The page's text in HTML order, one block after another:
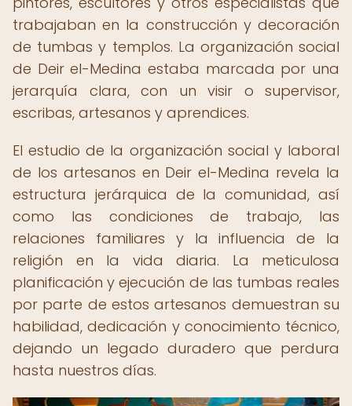
trabajaban en la construcción y decoración
de tumbas y templos. La organización social
de Deir el-Medina estaba marcada por una
jerarquía clara, con un visir o supervisor,
escribas, artesanos y aprendices.
El estudio de la organización social y laboral
de los artesanos en Deir el-Medina revela la
estructura jerárquica de la comunidad, así
como las condiciones de trabajo, las
relaciones familiares y la influencia de la
religión en la vida diaria. La meticulosa
planificación y ejecución de las tumbas reales
por parte de estos artesanos demuestran su
habilidad, dedicación y conocimiento técnico,
dejando un legado duradero que perdura
hasta nuestros días.